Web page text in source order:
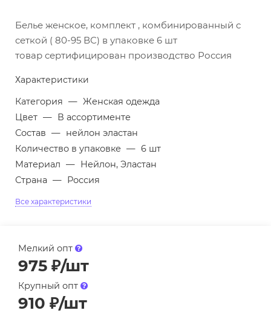
Белье женское, комплект , комбинированный с
сеткой ( 80-95 ВС) в упаковке 6 шт
товар сертифицирован производство Россия
Характеристики
Категория — Женская одежда
Цвет — В ассортименте
Состав — нейлон эластан
Количество в упаковке — 6 шт
Материал — Нейлон, Эластан
Страна — Россия
Все характеристики
Мелкий опт
975 ₽/шт
Крупный опт
910 ₽/шт